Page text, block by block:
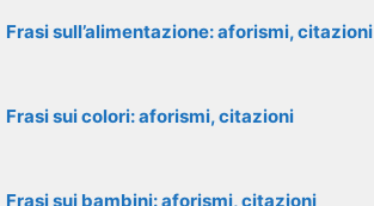
Frasi sull’alimentazione: aforismi, citazioni
Frasi sui colori: aforismi, citazioni
Frasi sui bambini: aforismi, citazioni